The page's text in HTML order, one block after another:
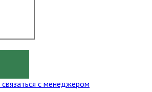
связаться с менеджером